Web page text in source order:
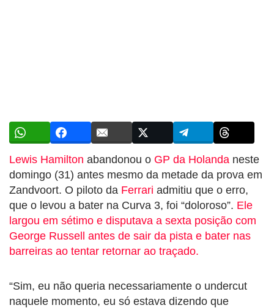
Lewis Hamilton abandonou o GP da Holanda neste
domingo (31) antes mesmo da metade da prova em
Zandvoort. O piloto da Ferrari admitiu que o erro,
que o levou a bater na Curva 3, foi “doloroso”. Ele
largou em sétimo e disputava a sexta posição com
George Russell antes de sair da pista e bater nas
barreiras ao tentar retornar ao traçado.
“Sim, eu não queria necessariamente o undercut
naquele momento, eu só estava dizendo que